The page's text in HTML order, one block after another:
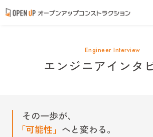
Engineer Interview
エンジニアインタ
その一歩が、
「可能性」 へと変わる。